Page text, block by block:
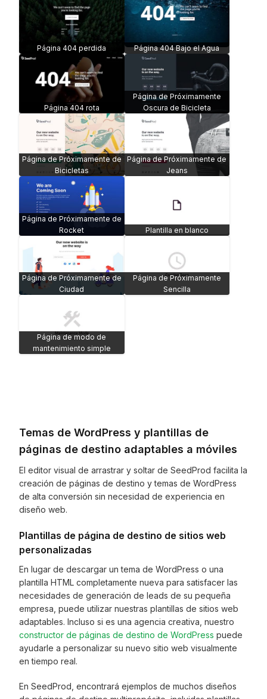
Página 404 perdida Página 404 Bajo el Agua
Página 404 rota
Página de Próximamente
Oscura de Bicicleta
Página de Próximamente de
Bicicletas
Página de Próximamente de
Jeans
Página de Próximamente de
Rocket
Plantilla en blanco
Página de Próximamente de
Ciudad
Página de Próximamente
Sencilla
Página de modo de
mantenimiento simple
Temas de WordPress y plantillas de
páginas de destino adaptables a móviles
El editor visual de arrastrar y soltar de SeedProd facilita la
creación de páginas de destino y temas de WordPress
de alta conversión sin necesidad de experiencia en
diseño web.
Plantillas de página de destino de sitios web
personalizadas
En lugar de descargar un tema de WordPress o una
plantilla HTML completamente nueva para satisfacer las
necesidades de generación de leads de su pequeña
empresa, puede utilizar nuestras plantillas de sitios web
adaptables. Incluso si es una agencia creativa, nuestro
constructor de páginas de destino de WordPress puede
ayudarle a personalizar su nuevo sitio web visualmente
en tiempo real.
En SeedProd, encontrará ejemplos de muchos diseños